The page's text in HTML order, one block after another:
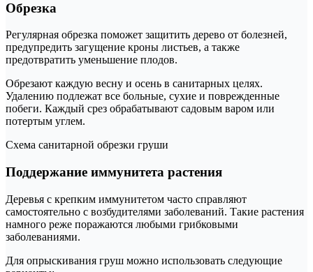
Обрезка
Регулярная обрезка поможет защитить дерево от болезней,
предупредить загущение кроны листьев, а также
предотвратить уменьшение плодов.
Обрезают каждую весну и осень в санитарных целях.
Удалению подлежат все больные, сухие и поврежденные
побеги. Каждый срез обрабатывают садовым варом или
потертым углем.
Схема санитарной обрезки груши
Поддержание иммунитета растения
Деревья с крепким иммунитетом часто справляют
самостоятельно с возбудителями заболеваний. Такие растения
намного реже поражаются любыми грибковыми
заболеваниями.
Для опрыскивания груш можно использовать следующие